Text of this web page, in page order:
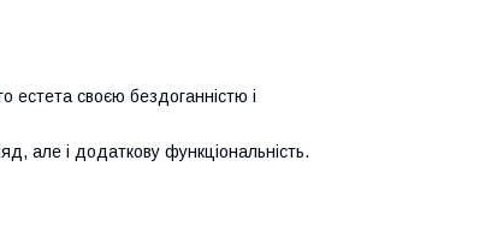
естета своєю бездоганністю і
але і додаткову функціональність.